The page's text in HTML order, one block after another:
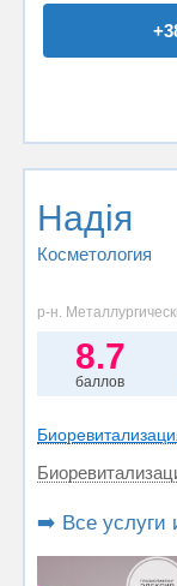
Надія
Косметология
р-н.
8.7
баллов
➡️ Все услуги